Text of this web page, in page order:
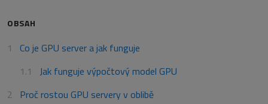
OBSAH
Co je GPU server a jak funguje
Jak funguje výpočtový model GPU
Proč rostou GPU servery v oblibě